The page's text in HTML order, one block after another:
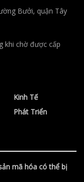
Bưởi, quận Tây
khi chờ được cấp
Kinh Tế
Phát Triển
mã hóa có thể bị